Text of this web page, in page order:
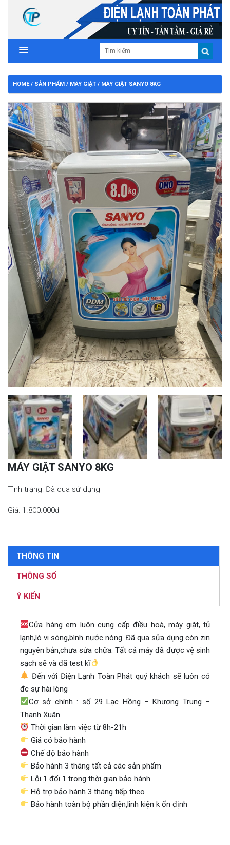
HOME/ SẢN PHẨM / MÁY GIẶT / MÁY GIẶT SANYO 8KG
MÁY GIẶT SANYO 8KG
Tình trạng: Đã qua sử dụng
Giá: 1.800.000đ
THÔNG TIN
THÔNG SỐ
Ý KIẾN
Cửa hàng em luôn cung cấp điều hoà, máy giặt, tủ
lạnh,lò vi sóng,bình nước nóng. Đã qua sửa dụng còn zin
nguyên bản,chưa sửa chữa. Tất cả máy đã được vệ sinh
sạch sẽ và đã test kĩ
Đến với Điện Lạnh Toàn Phát quý khách sẽ luôn có
đc sự hài lòng
Cơ sở chính : số 29 Lạc Hồng – Khương Trung –
Thanh Xuân
Thời gian làm việc từ 8h-21h
Giá có bảo hành
Chế độ bảo hành
Bảo hành 3 tháng tất cả các sản phẩm
Lỗi 1 đổi 1 trong thời gian bảo hành
Hỗ trợ bảo hành 3 tháng tiếp theo
Bảo hành toàn bộ phần điện,linh kiện k ổn định